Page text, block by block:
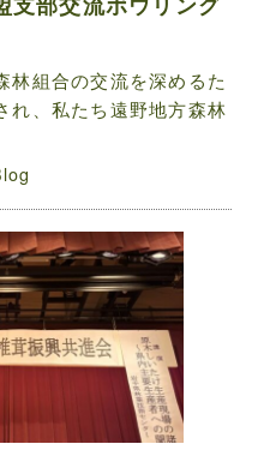
林組合の交流を深めるた
れ、私たち遠野地方森林